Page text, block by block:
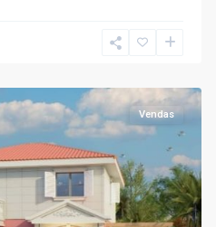
Vendas